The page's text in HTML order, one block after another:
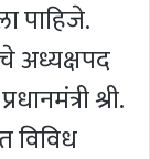
पाहिजे.
अध्यक्षपद
श्री.
विविध